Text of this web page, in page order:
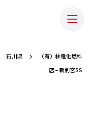
石川県
（有）林電化燃料
店 – 新別宮SS